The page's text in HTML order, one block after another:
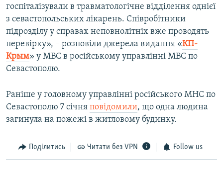
госпіталізували в травматологічне відділення однієї
з севастопольських лікарень. Співробітники
підрозділу у справах неповнолітніх вже проводять
перевірку», – розповіли джерела видання «КП-
Крым» у МВС в російському управлінні МВС по
Севастополю.
Раніше у головному управлінні російського МНС по
Севастополю 7 січня повідомили, що одна людина
загинула на пожежі в житловому будинку.
Поділитись Читати без VPN Follow us